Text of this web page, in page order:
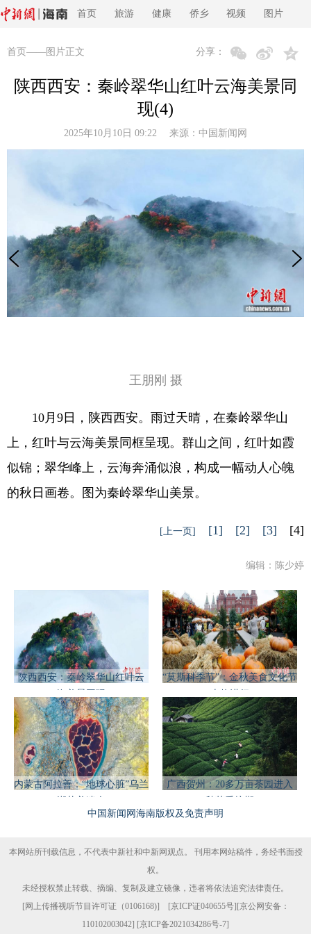
首页 旅游 健康 侨乡 视频 图片
首页 ——图片正文 分享：
陕西西安：秦岭翠华山红叶云海美景同
现(4)
2025年10月10日 09:22 来源： 中国新闻网
王朋刚 摄
10月9日，陕西西安。雨过天晴，在秦岭翠华山
上，红叶与云海美景同框呈现。群山之间，红叶如霞
似锦；翠华峰上，云海奔涌似浪，构成一幅动人心魄
的秋日画卷。图为秦岭翠华山美景。
[上一页] [1] [2] [3] [4]
编辑：陈少婷
陕西西安：秦岭翠华山红叶云
“莫斯科季节”：金秋美食文化节
内蒙古阿拉善：“地球心脏”乌兰
广西贺州：20多万亩茶园进入
中国新闻网海南版权及免责声明
本网站所刊载信息，不代表中新社和中新网观点。 刊用本网站稿件，务经书面授
权。
未经授权禁止转载、摘编、复制及建立镜像，违者将依法追究法律责任。
[网上传播视听节目许可证（0106168)] [京ICP证040655号][京公网安备：
110102003042] [京ICP备2021034286号-7]